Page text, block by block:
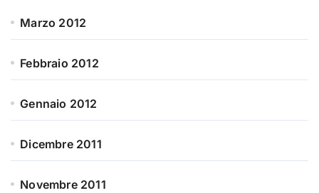
Marzo 2012
Febbraio 2012
Gennaio 2012
Dicembre 2011
Novembre 2011